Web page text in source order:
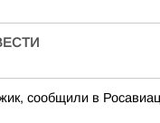
сообщили в